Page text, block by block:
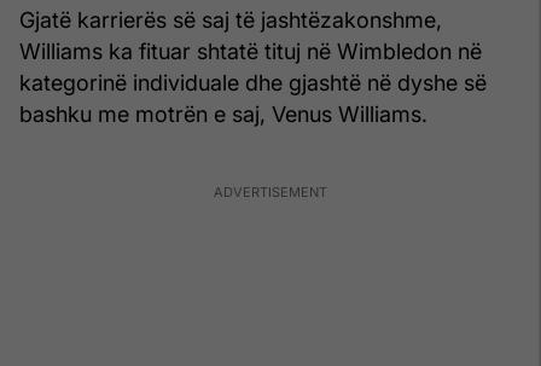
Gjatë karrierës së saj të jashtëzakonshme,
Williams ka fituar shtatë tituj në Wimbledon në
kategorinë individuale dhe gjashtë në dyshe së
bashku me motrën e saj, Venus Williams.